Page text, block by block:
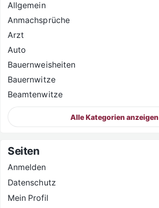
Allgemein
Anmachsprüche
Arzt
Auto
Bauernweisheiten
Bauernwitze
Beamtenwitze
Alle Kategorien anzeigen
Seiten
Anmelden
Datenschutz
Mein Profil